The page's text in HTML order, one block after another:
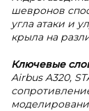
шевронов
угла атаки и
крыла на
Ключевые
Airbus A320,